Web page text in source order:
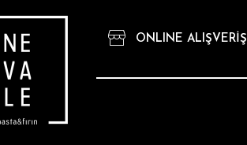
ONLINE ALIŞVERİŞ